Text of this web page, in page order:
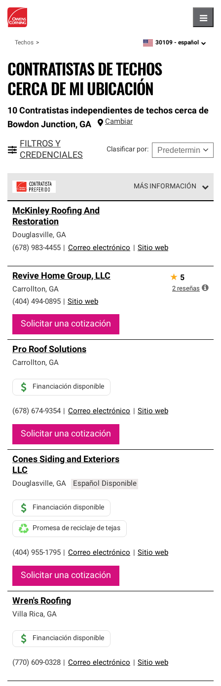
Techos zipcode,language
30109 - español
CONTRATISTAS DE TECHOS
CERCA DE MI UBICACIÓN
10 Contratistas independientes de techos cerca de
Bowdon Junction, GA Cambiar
FILTROS Y
CREDENCIALES
Clasificar por:
MÁS INFORMACIÓN
parte de una red exclusiva de profesionales de techos
que cumplen con altos estándares y requisitos estrictos
de profesionalismo y confiabilidad.
McKinley Roofing And
Restoration
Douglasville, GA
(678) 983-4455
Correo electrónico Sitio web
Revive Home Group, LLC
Carrollton, GA
(404) 494-0895
Sitio web
Solicitar una cotización
★ 5
2 reseñas
Pro Roof Solutions
Carrollton, GA
(678) 674-9354 Correo electrónico Sitio web
Financiación disponible
Solicitar una cotización
Cones Siding and Exteriors
LLC
Douglasville, GA Español Disponible
(404) 955-1795 Correo electrónico Sitio web
Financiación disponible
Promesa de reciclaje de tejas
Solicitar una cotización
Wren's Roofing
Villa Rica, GA
(770) 609-0328 Correo electrónico Sitio web
Financiación disponible